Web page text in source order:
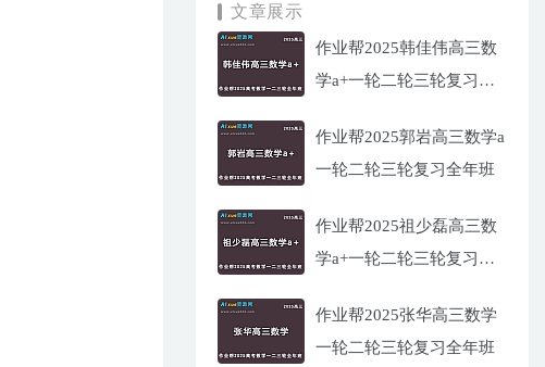
文章展示
作业帮2025韩佳伟高三数
学a+一轮二轮三轮复习全
作业帮2025郭岩高三数学a
一轮二轮三轮复习全年班
作业帮2025祖少磊高三数
学a+一轮二轮三轮复习全
作业帮2025张华高三数学
一轮二轮三轮复习全年班